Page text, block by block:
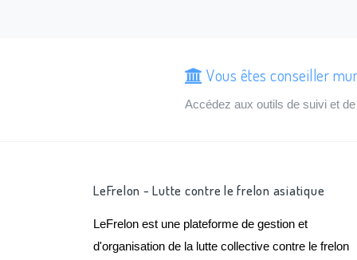
Vous êtes conseiller
Accédez aux outils de suivi et
LeFrelon - Lutte contre le frelon asiatique
LeFrelon est une plateforme de gestion et
d'organisation de la lutte collective contre le frelon